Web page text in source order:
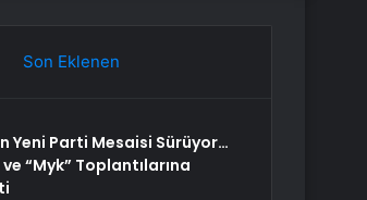
Son Eklenen
Yeni Parti Mesaisi Sürüyor…
ve “Myk” Toplantılarına